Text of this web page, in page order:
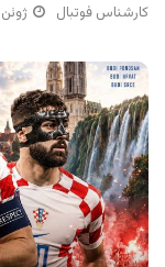
کارشناس فوتبال ژوئن 11, 2026